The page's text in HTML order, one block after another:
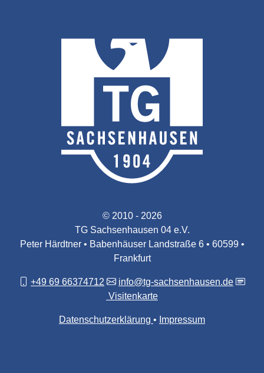
© 2010 - 2026
TG Sachsenhausen 04 e.V.
Peter Härdtner • Babenhäuser Landstraße 6 • 60599 •
Frankfurt
+49 69 66374712
info@tg-sachsenhausen.de
Visitenkarte
Datenschutzerklärung Impressum